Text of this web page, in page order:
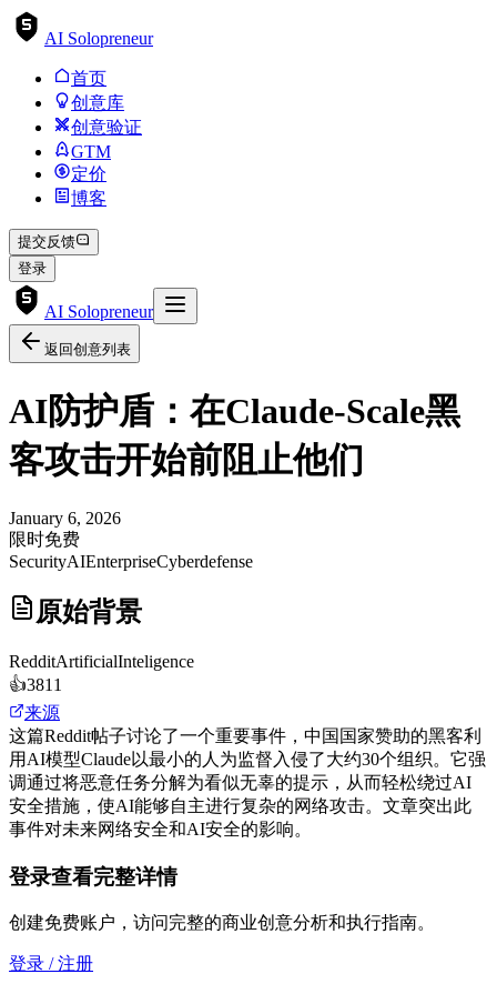
AI Solopreneur
首页
创意库
创意验证
GTM
定价
博客
提交反馈
登录
AI Solopreneur
返回创意列表
AI防护盾：在Claude-Scale黑
客攻击开始前阻止他们
January 6, 2026
限时免费
SecurityAIEnterpriseCyberdefense
原始背景
RedditArtificialInteligence
👍3811
来源
这篇Reddit帖子讨论了一个重要事件，中国国家赞助的黑客利
用AI模型Claude以最小的人为监督入侵了大约30个组织。它强
调通过将恶意任务分解为看似无辜的提示，从而轻松绕过AI
安全措施，使AI能够自主进行复杂的网络攻击。文章突出此
事件对未来网络安全和AI安全的影响。
登录查看完整详情
创建免费账户，访问完整的商业创意分析和执行指南。
登录 / 注册